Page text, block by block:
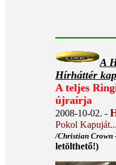
A
Hírháttér
A teljes
újraírja
2008-10-02. -
Pokol Kapuját...
/Christian Crown
letölthető!)